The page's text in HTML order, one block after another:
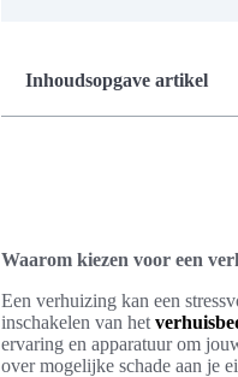
Inhoudsopgave artikel
Waarom kiezen voor een
Een verhuizing kan een
inschakelen van het
ervaring en apparatuur om
over mogelijke schade aan je